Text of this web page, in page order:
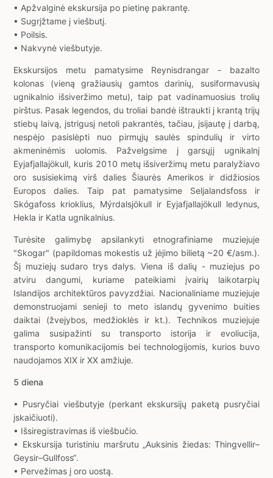
• Apžvalginė ekskursija po pietinę pakrantę.
• Sugrįžtame į viešbutį.
• Poilsis.
• Nakvynė viešbutyje.
Ekskursijos metu pamatysime Reynisdrangar - bazalto
kolonas (vieną gražiausių gamtos darinių, susiformavusių
ugnikalnio išsiveržimo metu), taip pat vadinamuosius trolių
pirštus. Pasak legendos, du troliai bandė ištraukti į krantą trijų
stiebų laivą, įstrigusį netoli pakrantės, tačiau, įsijautę į darbą,
nespėjo pasislėpti nuo pirmųjų saulės spindulių ir virto
akmeninėmis uolomis. Pažvelgsime į garsųjį ugnikalnį
Eyjafjallajökull, kuris 2010 metų išsiveržimų metu paralyžiavo
oro susisiekimą virš dalies Šiaurės Amerikos ir didžiosios
Europos dalies. Taip pat pamatysime Seljalandsfoss ir
Skógafoss krioklius, Mýrdalsjökull ir Eyjafjallajökull ledynus,
Hekla ir Katla ugnikalnius.
Turėsite galimybę apsilankyti etnografiniame muziejuje
"Skogar" (papildomas mokestis už įėjimo bilietą ~20 €/asm.).
Šį muziejų sudaro trys dalys. Viena iš dalių - muziejus po
atviru dangumi, kuriame pateikiami įvairių laikotarpių
Islandijos architektūros pavyzdžiai. Nacionaliniame muziejuje
demonstruojami senieji to meto islandų gyvenimo buities
daiktai (žvejybos, medžioklės ir kt.). Technikos muziejuje
galima susipažinti su transporto istorija ir evoliucija,
transporto komunikacijomis bei technologijomis, kurios buvo
naudojamos XIX ir XX amžiuje.
5 diena
• Pusryčiai viešbutyje (perkant ekskursijų paketą pusryčiai
įskaičiuoti).
• Išsiregistravimas iš viešbučio.
• Ekskursija turistiniu maršrutu „Auksinis žiedas: Thingvellir–
Geysir–Gullfoss“.
• Pervežimas į oro uostą.